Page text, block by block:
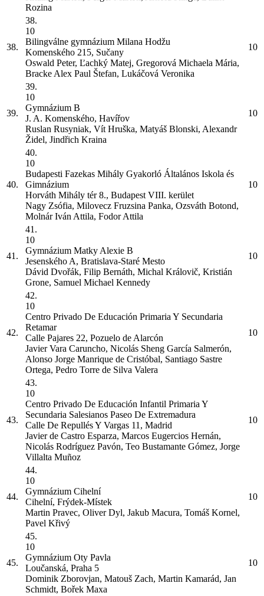
Rozina
38.
38.
10
Bilingválne gymnázium Milana Hodžu
Komenského 215, Sučany
Oswald Peter, Ľachký Matej, Gregorová Michaela Mária,
Bracke Alex Paul Štefan, Lukáčová Veronika
10
39.
39.
10
Gymnázium B
J. A. Komenského, Havířov
Ruslan Rusyniak, Vít Hruška, Matyáš Blonski, Alexandr
Židel, Jindřich Kraina
10
40.
40.
10
Budapesti Fazekas Mihály Gyakorló Általános Iskola és
Gimnázium
Horváth Mihály tér 8., Budapest VIII. kerület
Nagy Zsófia, Milovecz Fruzsina Panka, Ozsváth Botond,
Molnár Iván Attila, Fodor Attila
10
41.
41.
10
Gymnázium Matky Alexie B
Jesenského A, Bratislava-Staré Mesto
Dávid Dvořák, Filip Bernáth, Michal Královič, Kristián
Grone, Samuel Michael Kennedy
10
42.
42.
10
Centro Privado De Educación Primaria Y Secundaria
Retamar
Calle Pajares 22, Pozuelo de Alarcón
Javier Vara Caruncho, Nicolás Sheng García Salmerón,
Alonso Jorge Manrique de Cristóbal, Santiago Sastre
Ortega, Pedro Torre de Silva Valera
10
43.
43.
10
Centro Privado De Educación Infantil Primaria Y
Secundaria Salesianos Paseo De Extremadura
Calle De Repullés Y Vargas 11, Madrid
Javier de Castro Esparza, Marcos Eugercios Hernán,
Nicolás Rodríguez Pavón, Teo Bustamante Gómez, Jorge
Villalta Muñoz
10
44.
44.
10
Gymnázium Cihelní
Cihelní, Frýdek-Místek
Martin Pravec, Oliver Dyl, Jakub Macura, Tomáš Kornel,
Pavel Křivý
10
45.
45.
10
Gymnázium Oty Pavla
Loučanská, Praha 5
Dominik Zborovjan, Matouš Zach, Martin Kamarád, Jan
Schmidt, Bořek Maxa
10